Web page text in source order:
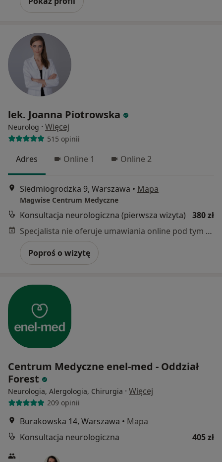
lek. Joanna Piotrowska
Neurolog · Więcej
515 opinii
Adres Online 1 Online 2
Siedmiogrodzka 9, Warszawa • Mapa
Magwise Centrum Medyczne
Konsultacja neurologiczna (pierwsza wizyta)
380 zł
Specjalista nie oferuje umawiania online pod tym adresem.
Poproś o wizytę
Centrum Medyczne enel-med - Oddział
Forest
Neurologia, Alergologia, Chirurgia · Więcej
209 opinii
Burakowska 14, Warszawa • Mapa
Konsultacja neurologiczna
405 zł